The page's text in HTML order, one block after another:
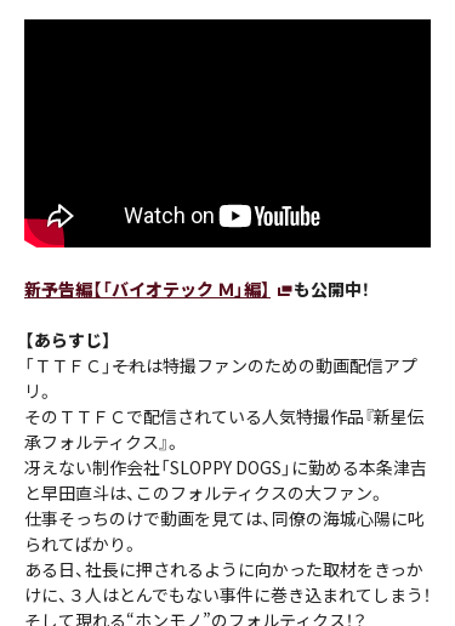
新予告編【「バイオテック Ｍ」編】 も公開中！
【あらすじ】
「ＴＴＦＣ」――それは特撮ファンのための動画配信アプ
リ。
そのＴＴＦＣで配信されている人気特撮作品『新星伝
承フォルティクス』。
冴えない制作会社「SLOPPY DOGS」に勤める本条津吉
と早田直斗は、このフォルティクスの大ファン。
仕事そっちのけで動画を見ては、同僚の海城心陽に叱
られてばかり。
ある日、社長に押されるように向かった取材をきっか
けに、３人はとんでもない事件に巻き込まれてしまう！
そして現れる“ホンモノ”のフォルティクス！？